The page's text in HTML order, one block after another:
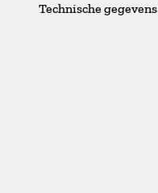
Technische gegevens